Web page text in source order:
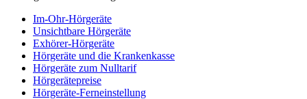
Im-Ohr-Hörgeräte
Unsichtbare Hörgeräte
Exhörer-Hörgeräte
Hörgeräte und die Krankenkasse
Hörgeräte zum Nulltarif
Hörgerätepreise
Hörgeräte-Ferneinstellung